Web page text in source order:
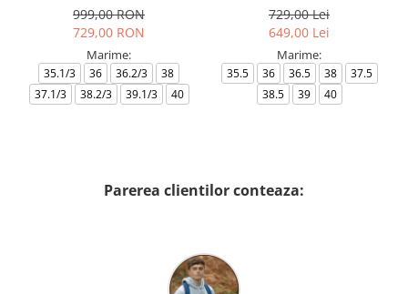
999,00 RON
729,00 RON
Marime:
35.1/3 36 36.2/3
38
37.1/3
38.2/3 39.1/3 40
729,00 Lei
649,00 Lei
Marime:
35.5 36 36.5 38
37.5
38.5
39 40
Parerea clientilor conteaza: